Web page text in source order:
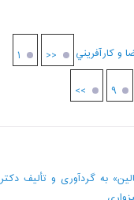
و کارآفريني
<< ۱
۹ >>
به گردآوری و تألیف دکتر